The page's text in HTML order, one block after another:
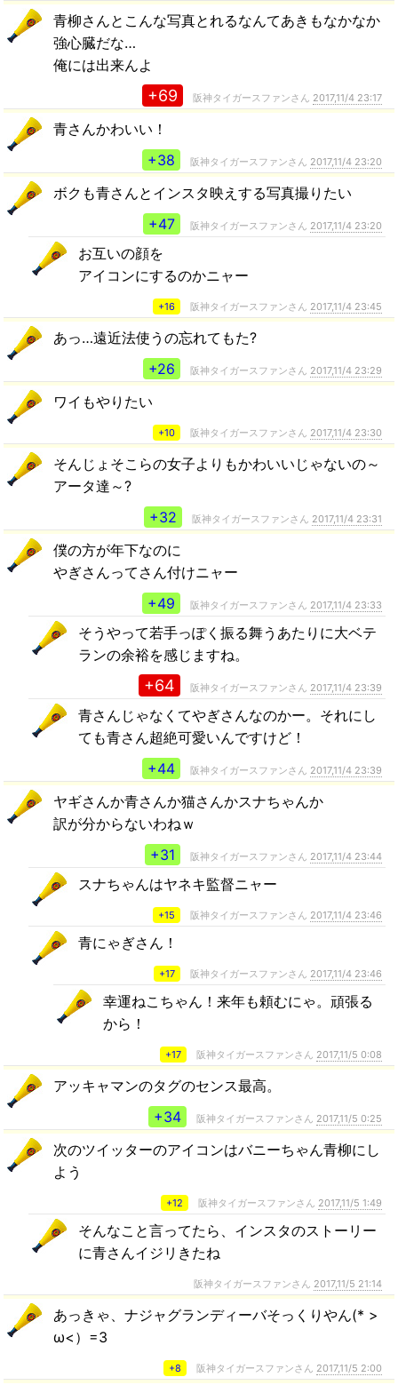
青柳さんとこんな写真とれるなんてあきもなかなか
強心臓だな…
俺には出来んよ
+69 阪神タイガースファンさん 2017,11/4 23:17
青さんかわいい！
+38
阪神タイガースファンさん 2017,11/4 23:20
ボクも青さんとインスタ映えする写真撮りたい
+47
阪神タイガースファンさん 2017,11/4 23:20
お互いの顔を
アイコンにするのかニャー
+16 阪神タイガースファンさん 2017,11/4 23:45
あっ…遠近法使うの忘れてもた?
+26
阪神タイガースファンさん 2017,11/4 23:29
ワイもやりたい
+10 阪神タイガースファンさん 2017,11/4 23:30
そんじょそこらの女子よりもかわいいじゃないの～
アータ達～?
+32
阪神タイガースファンさん 2017,11/4 23:31
僕の方が年下なのに
やぎさんってさん付けニャー
+49
阪神タイガースファンさん 2017,11/4 23:33
そうやって若手っぽく振る舞うあたりに大ベテ
ランの余裕を感じますね。
+64 阪神タイガースファンさん 2017,11/4 23:39
青さんじゃなくてやぎさんなのかー。それにし
ても青さん超絶可愛いんですけど！
+44
阪神タイガースファンさん 2017,11/4 23:39
ヤギさんか青さんか猫さんかスナちゃんか
訳が分からないわねｗ
+31
阪神タイガースファンさん 2017,11/4 23:44
スナちゃんはヤネキ監督ニャー
+15 阪神タイガースファンさん 2017,11/4 23:46
青にゃぎさん！
+17 阪神タイガースファンさん 2017,11/4 23:46
幸運ねこちゃん！来年も頼むにゃ。頑張る
から！
+17 阪神タイガースファンさん 2017,11/5 0:08
アッキャマンのタグのセンス最高。
+34
阪神タイガースファンさん 2017,11/5 0:25
次のツイッターのアイコンはバニーちゃん青柳にし
よう
+12 阪神タイガースファンさん 2017,11/5 1:49
そんなこと言ってたら、インスタのストーリー
に青さんイジリきたね
阪神タイガースファンさん 2017,11/5 21:14
あっきゃ、ナジャグランディーバそっくりやん(* >
ω<）=3
+8 阪神タイガースファンさん 2017,11/5 2:00